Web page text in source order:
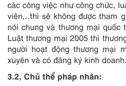
các công việc như công chức,
viên,..thì sẽ không được tham
nói chung và thương mại
Luật thương mại 2005 thì
người hoạt động thương mại
xuyên và có đăng ký kinh doanh.
3.2, Chủ thể pháp nhân: